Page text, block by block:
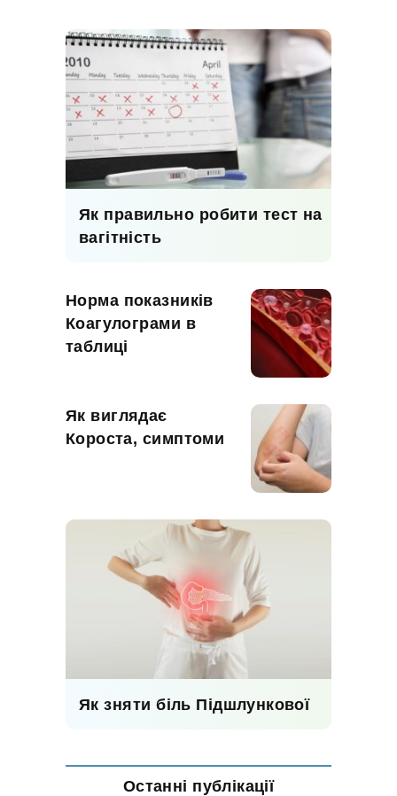
Як правильно робити тест на
вагітність
Норма показників
Коагулограми в
таблиці
Як виглядає
Короста, симптоми
Як зняти біль Підшлункової
Останні публікації